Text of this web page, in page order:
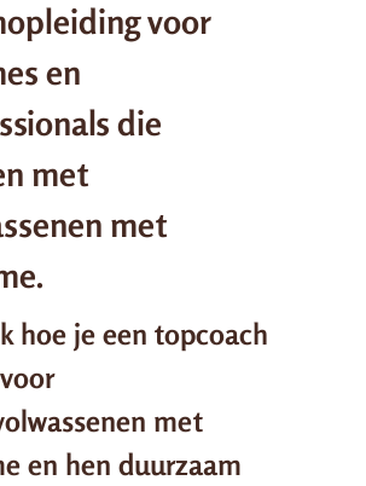
voor
en
die
met
met
hoe je een topcoach
met
en hen duurzaam